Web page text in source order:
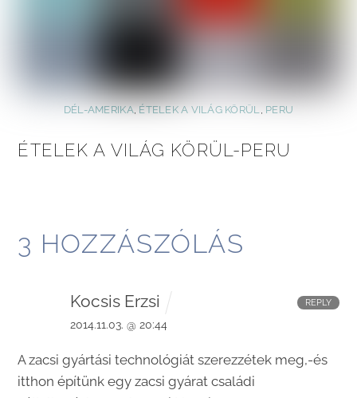
DÉL-AMERIKA, ÉTELEK A VILÁG KÖRÜL, PERU
ÉTELEK A VILÁG KÖRÜL-PERU
3 HOZZÁSZÓLÁS
Kocsis Erzsi
2014.11.03. @ 20:44
A zacsi gyártási technológiát szerezzétek meg,-és
itthon építünk egy zacsi gyárat családi
REPLY